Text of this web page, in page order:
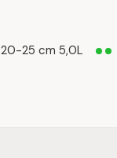
20-25 cm 5,0L